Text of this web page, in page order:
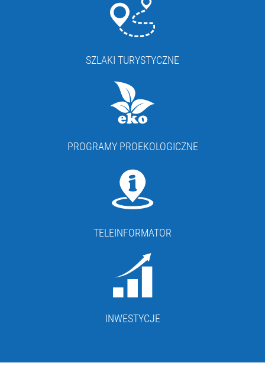
SZLAKI TURYSTYCZNE
PROGRAMY PROEKOLOGICZNE
TELEINFORMATOR
INWESTYCJE